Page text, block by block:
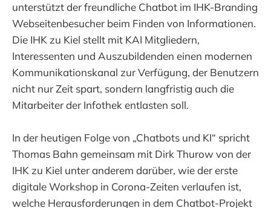
unterstützt der freundliche Chatbot im IHK-Branding
Webseitenbesucher beim Finden von Informationen.
Die IHK zu Kiel stellt mit KAI Mitgliedern,
Interessenten und Auszubildenden einen modernen
Kommunikationskanal zur Verfügung, der Benutzern
nicht nur Zeit spart, sondern langfristig auch die
Mitarbeiter der Infothek entlasten soll.
In der heutigen Folge von „Chatbots und KI“ spricht
Thomas Bahn gemeinsam mit Dirk Thurow von der
IHK zu Kiel unter anderem darüber, wie der erste
digitale Workshop in Corona-Zeiten verlaufen ist,
welche Herausforderungen in dem Chatbot-Projekt